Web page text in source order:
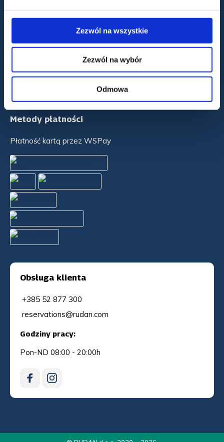
Zezwól na wszystkie
Zezwól na wybór
Odmowa
52341 Žminj, Chorwacja
OIB: 84430586938
Dane rejestrowe firmy
Camping Almissa
Warunki zakupu i korzystania
Metody płatności
Płatność kartą przez WSPay
Obsługa klienta
+385 52 877 300
reservations@rudan.com
Godziny pracy:
Pon-ND 08:00 - 20:00h